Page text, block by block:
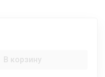
В корзину